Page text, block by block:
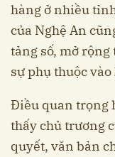
hàng ở nhiều
của Nghệ An
tảng số, mở
sự phụ thuộc
Điều quan trọng
thấy chủ trương
quyết, văn bản